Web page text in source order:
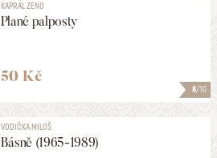
8/10
KAPRÁL ZENO
Plané palposty
50 Kč
VODIČKA MILOŠ
Básně (1965-1989)